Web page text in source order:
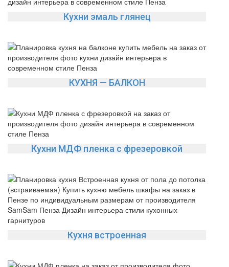
Кухни эмаль глянец
КУХНЯ — БАЛКОН
Кухни МДФ пленка с фрезеровкой
Кухня встроенная